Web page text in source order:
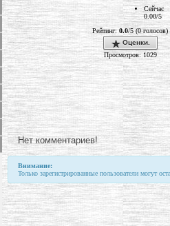
Сейчас
0.00/5
Рейтинг: 0.0/5 (0 голосов)
Оценки.
Просмотров: 1029
Нет комментариев!
Внимание:
Только зарегистрированные пользователи могут